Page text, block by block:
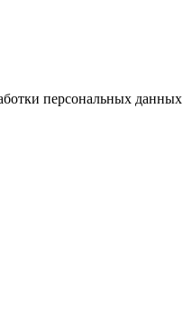
персональных данных